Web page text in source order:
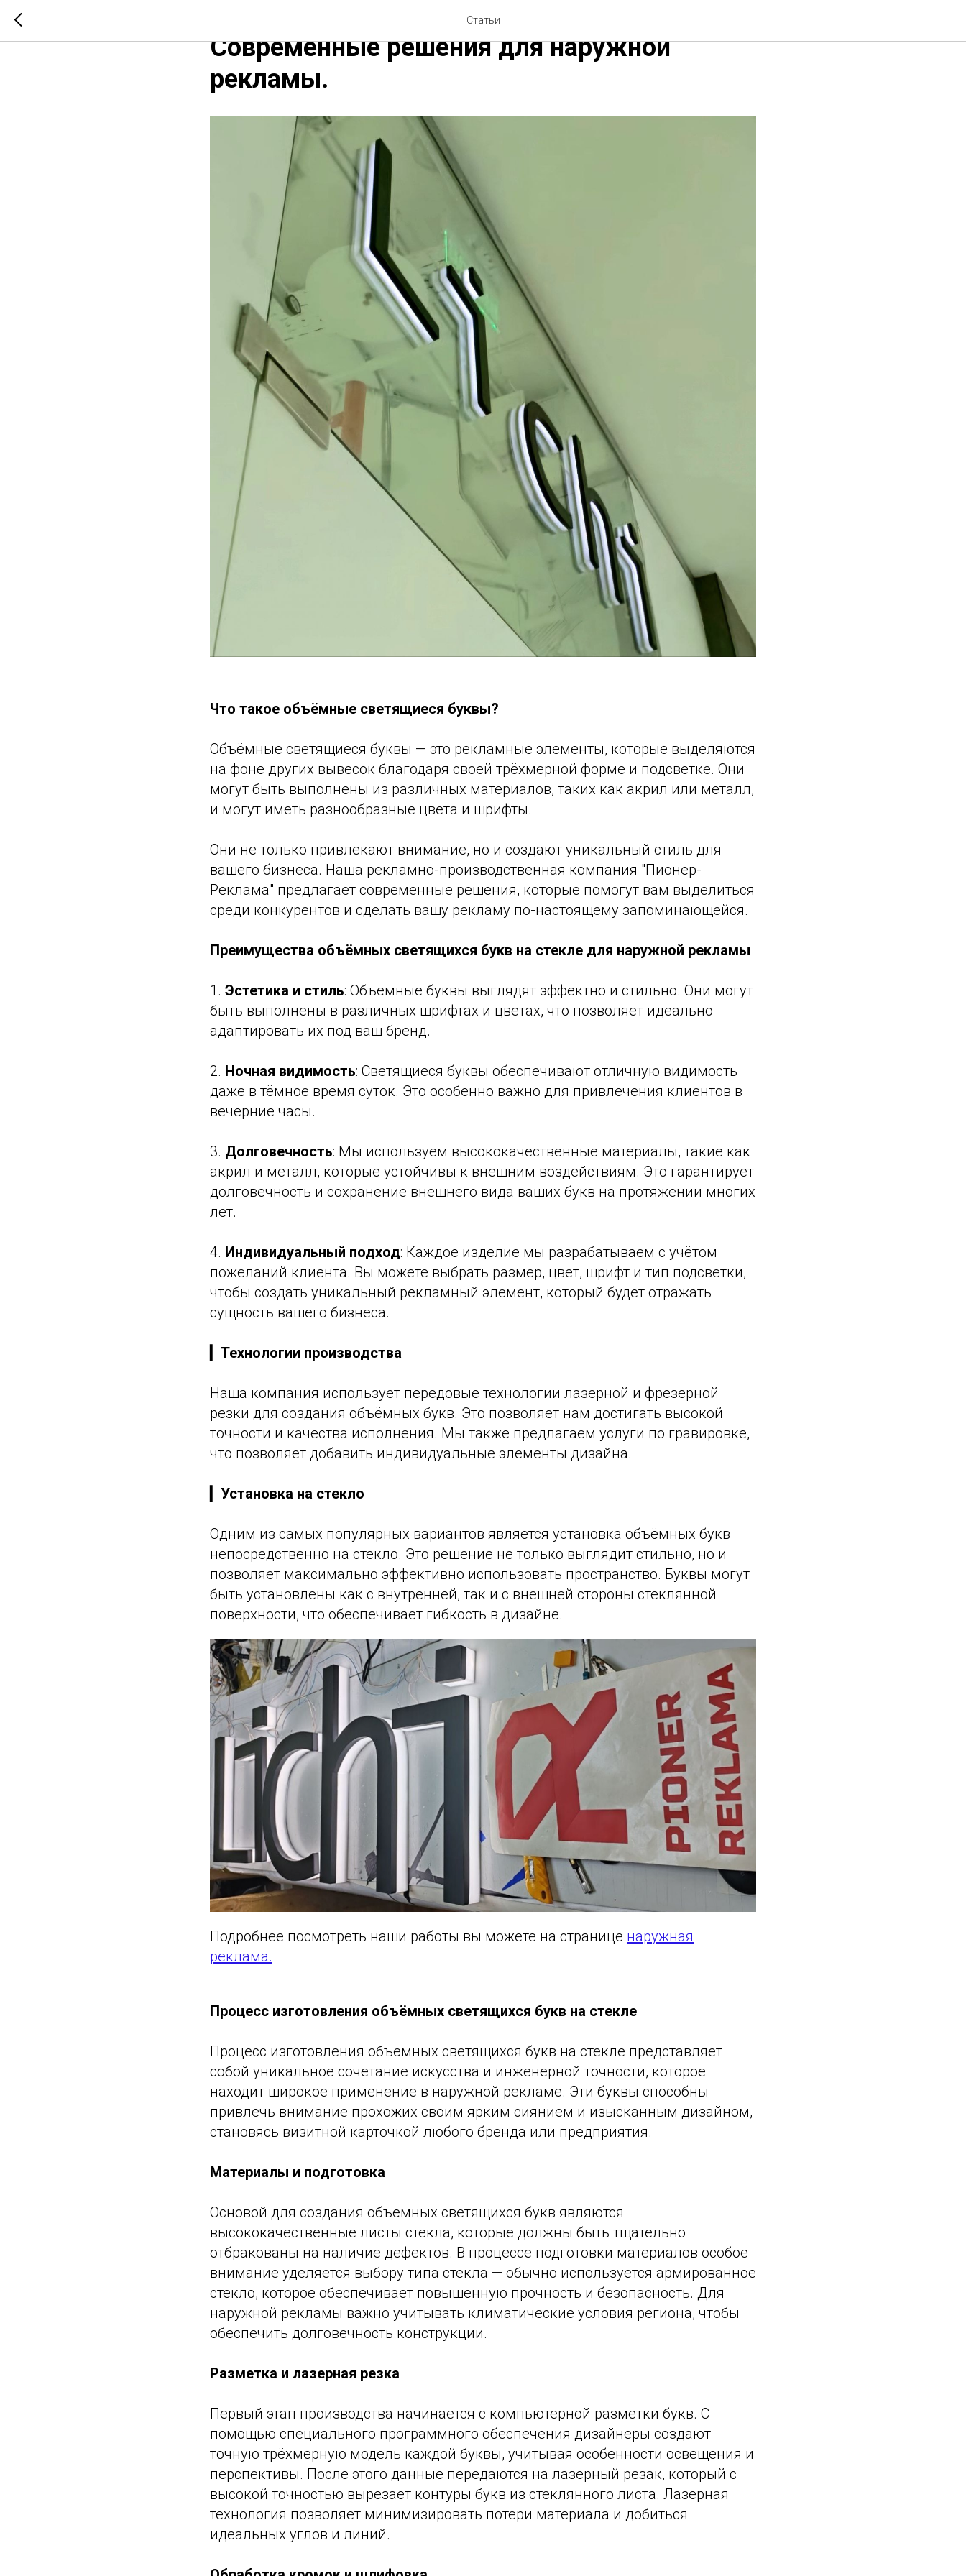
Статьи
Объёмные светящиеся буквы на стекле:
Современные решения для наружной
рекламы.
Что такое объёмные светящиеся буквы?
Объёмные светящиеся буквы — это рекламные элементы, которые выделяются
на фоне других вывесок благодаря своей трёхмерной форме и подсветке. Они
могут быть выполнены из различных материалов, таких как акрил или металл,
и могут иметь разнообразные цвета и шрифты.
Они не только привлекают внимание, но и создают уникальный стиль для
вашего бизнеса. Наша рекламно-производственная компания "Пионер-
Реклама" предлагает современные решения, которые помогут вам выделиться
среди конкурентов и сделать вашу рекламу по-настоящему запоминающейся.
Преимущества объёмных светящихся букв на стекле для наружной рекламы
1. Эстетика и стиль: Объёмные буквы выглядят эффектно и стильно. Они могут
быть выполнены в различных шрифтах и цветах, что позволяет идеально
адаптировать их под ваш бренд.
2. Ночная видимость: Светящиеся буквы обеспечивают отличную видимость
даже в тёмное время суток. Это особенно важно для привлечения клиентов в
вечерние часы.
3. Долговечность: Мы используем высококачественные материалы, такие как
акрил и металл, которые устойчивы к внешним воздействиям. Это гарантирует
долговечность и сохранение внешнего вида ваших букв на протяжении многих
лет.
4. Индивидуальный подход: Каждое изделие мы разрабатываем с учётом
пожеланий клиента. Вы можете выбрать размер, цвет, шрифт и тип подсветки,
чтобы создать уникальный рекламный элемент, который будет отражать
сущность вашего бизнеса.
Технологии производства
Наша компания использует передовые технологии лазерной и фрезерной
резки для создания объёмных букв. Это позволяет нам достигать высокой
точности и качества исполнения. Мы также предлагаем услуги по гравировке,
что позволяет добавить индивидуальные элементы дизайна.
Установка на стекло
Одним из самых популярных вариантов является установка объёмных букв
непосредственно на стекло. Это решение не только выглядит стильно, но и
позволяет максимально эффективно использовать пространство. Буквы могут
быть установлены как с внутренней, так и с внешней стороны стеклянной
поверхности, что обеспечивает гибкость в дизайне.
Подробнее посмотреть наши работы вы можете на странице наружная
реклама.
Процесс изготовления объёмных светящихся букв на стекле
Процесс изготовления объёмных светящихся букв на стекле представляет
собой уникальное сочетание искусства и инженерной точности, которое
находит широкое применение в наружной рекламе. Эти буквы способны
привлечь внимание прохожих своим ярким сиянием и изысканным дизайном,
становясь визитной карточкой любого бренда или предприятия.
Материалы и подготовка
Основой для создания объёмных светящихся букв являются
высококачественные листы стекла, которые должны быть тщательно
отбракованы на наличие дефектов. В процессе подготовки материалов особое
внимание уделяется выбору типа стекла — обычно используется армированное
стекло, которое обеспечивает повышенную прочность и безопасность. Для
наружной рекламы важно учитывать климатические условия региона, чтобы
обеспечить долговечность конструкции.
Разметка и лазерная резка
Первый этап производства начинается с компьютерной разметки букв. С
помощью специального программного обеспечения дизайнеры создают
точную трёхмерную модель каждой буквы, учитывая особенности освещения и
перспективы. После этого данные передаются на лазерный резак, который с
высокой точностью вырезает контуры букв из стеклянного листа. Лазерная
технология позволяет минимизировать потери материала и добиться
идеальных углов и линий.